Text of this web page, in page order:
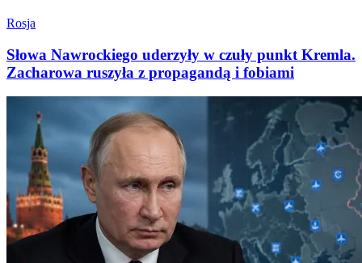
Rosja
Słowa Nawrockiego uderzyły w czuły punkt Kremla.
Zacharowa ruszyła z propagandą i fobiami